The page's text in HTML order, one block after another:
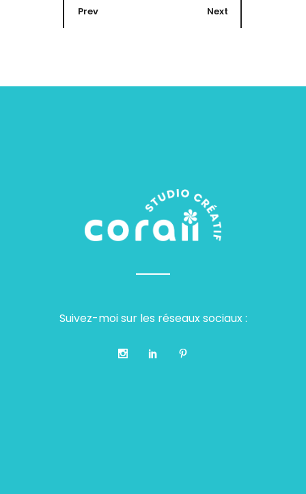
Prev Next
Suivez-moi sur les réseaux sociaux :